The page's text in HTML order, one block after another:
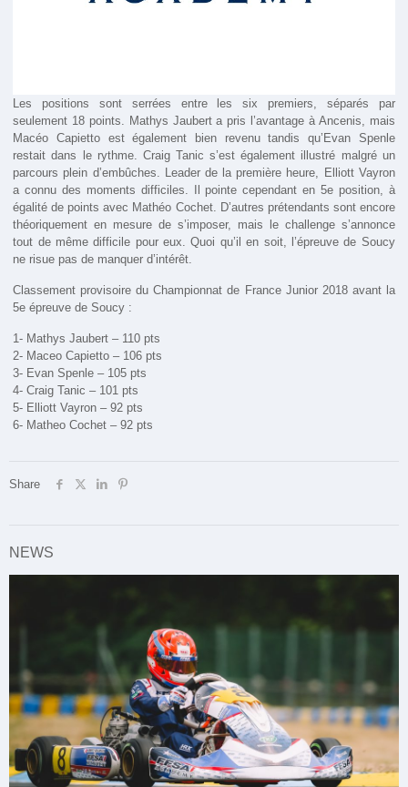
Les positions sont serrées entre les six premiers, séparés par
seulement 18 points. Mathys Jaubert a pris l’avantage à Ancenis, mais
Macéo Capietto est également bien revenu tandis qu’Evan Spenle
restait dans le rythme. Craig Tanic s’est également illustré malgré un
parcours plein d’embûches. Leader de la première heure, Elliott Vayron
a connu des moments difficiles. Il pointe cependant en 5e position, à
égalité de points avec Mathéo Cochet. D’autres prétendants sont encore
théoriquement en mesure de s’imposer, mais le challenge s’annonce
tout de même difficile pour eux. Quoi qu’il en soit, l’épreuve de Soucy
ne risue pas de manquer d’intérêt.
Classement provisoire du Championnat de France Junior 2018 avant la
5e épreuve de Soucy :
1- Mathys Jaubert – 110 pts
2- Maceo Capietto – 106 pts
3- Evan Spenle – 105 pts
4- Craig Tanic – 101 pts
5- Elliott Vayron – 92 pts
6- Matheo Cochet – 92 pts
Share
NEWS